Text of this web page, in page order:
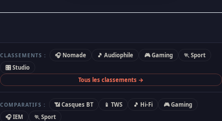
CLASSEMENTS : 🎧 Nomade 🎵 Audiophile 🎮 Gaming
🏃 Sport
🎛 Studio
Tous les classements →
COMPARATIFS : 📶 Casques BT 📱 TWS 🎵 Hi-Fi
🎮 Gaming
🎧 IEM
🏃 Sport